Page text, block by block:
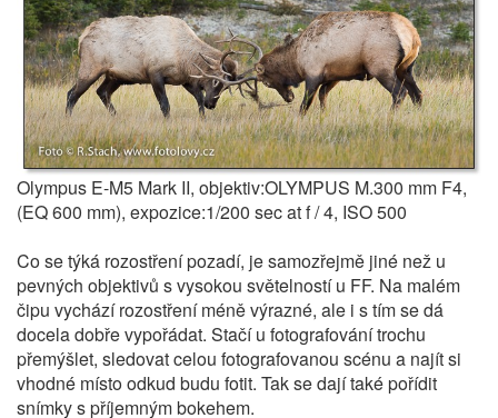
Olympus E-M5 Mark II, objektiv:OLYMPUS M.300 mm F4,
(EQ 600 mm), expozice:1/200 sec at f / 4, ISO 500
Co se týká rozostření pozadí, je samozřejmě jiné než u
pevných objektivů s vysokou světelností u FF. Na malém
čipu vychází rozostření méně výrazné, ale i s tím se dá
docela dobře vypořádat. Stačí u fotografování trochu
přemýšlet, sledovat celou fotografovanou scénu a najít si
vhodné místo odkud budu fotit. Tak se dají také pořídit
snímky s příjemným bokehem.